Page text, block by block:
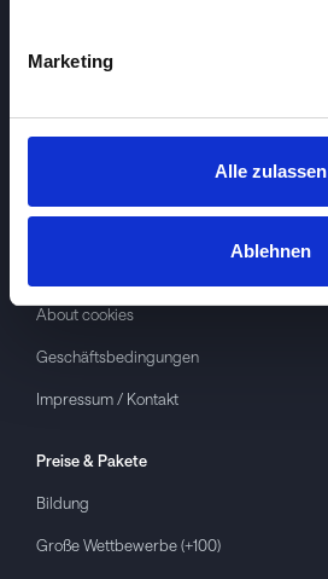
Marketing
Alle zulassen
Ablehnen
About cookies
Geschäftsbedingungen
Impressum / Kontakt
Preise & Pakete
Bildung
Große Wettbewerbe (+100)